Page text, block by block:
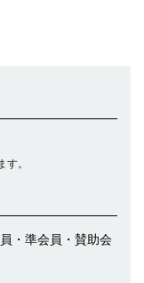
。
・準会員・賛助会